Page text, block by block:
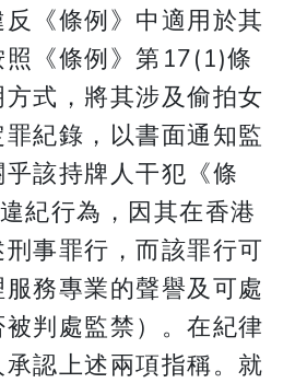
《條例》中適用於其
《條例》第17(1)條
式，將其涉及偷拍女
紀錄，以書面通知監
該持牌人干犯《條
紀行為，因其在香港
事罪行，而該罪行可
務專業的聲譽及可處
判處監禁）。在紀律
認上述兩項指稱。就